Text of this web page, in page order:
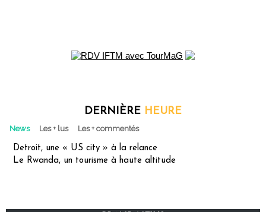
DERNIÈRE HEURE
News Les + lus Les + commentés
Detroit, une « US city » à la relance
Le Rwanda, un tourisme à haute altitude